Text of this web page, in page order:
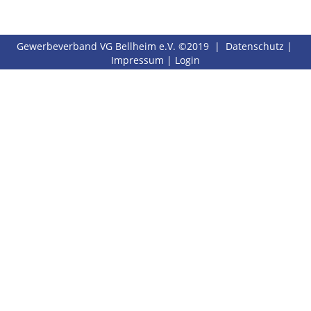
Gewerbeverband VG Bellheim e.V. ©2019 | Datenschutz |
Impressum | Login